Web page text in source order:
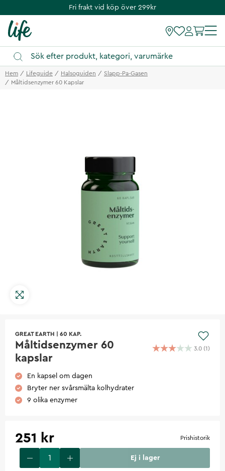
Fri frakt vid köp över 299kr
Hem Lifeguide Halsoguiden
Slapp-Pa-Gasen
Måltidsenzymer 60 Kapslar
GREAT EARTH 60 KAP.
Måltidsenzymer 60
kapslar
3.0 (1)
En kapsel om dagen
Bryter ner svårsmälta kolhydrater
9 olika enzymer
251 kr Prishistorik
Ej i lager